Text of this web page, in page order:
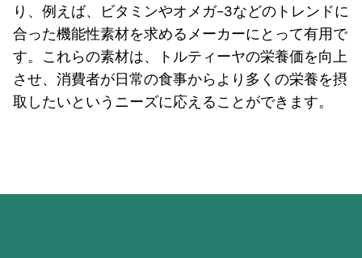
り、例えば、ビタミンやオメガ-3などのトレンドに
合った機能性素材を求めるメーカーにとって有用で
す。これらの素材は、トルティーヤの栄養価を向上
させ、消費者が日常の食事からより多くの栄養を摂
取したいというニーズに応えることができます。